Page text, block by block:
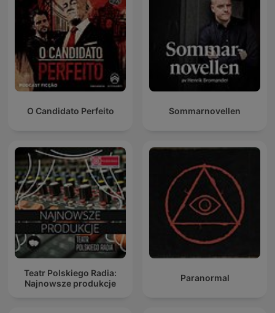
O Candidato Perfeito Sommarnovellen
Teatr Polskiego Radia:
Najnowsze produkcje
Paranormal